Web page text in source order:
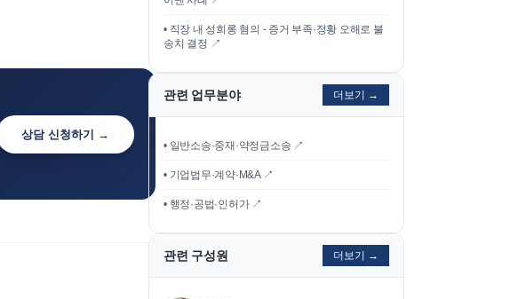
상담 신청하기 →
• 직장 내 성희롱 혐의 - 증거 부족·정황 오해로 불
송치 결정 ↗
관련 업무분야 더보기 →
• 일반소송·중재·약정금소송 ↗
• 기업법무·계약·M&A ↗
• 행정·공법·인허가 ↗
관련 구성원 더보기 →